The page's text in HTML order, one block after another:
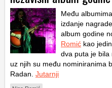
Među
izdanje
album godine
Romić kao
dva puta je bila
uz njih su među nominiranima
Radan. Jutarnji